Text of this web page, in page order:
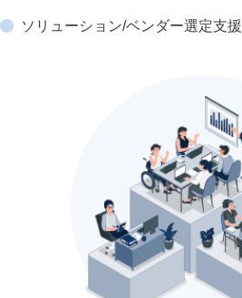
ソリューション/ベンダー選定支援